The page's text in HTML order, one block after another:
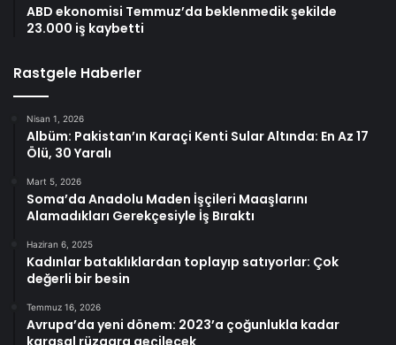
ABD ekonomisi Temmuz’da beklenmedik şekilde
23.000 iş kaybetti
Rastgele Haberler
Nisan 1, 2026
Albüm: Pakistan’ın Karaçi Kenti Sular Altında: En Az 17
Ölü, 30 Yaralı
Mart 5, 2026
Soma’da Anadolu Maden İşçileri Maaşlarını
Alamadıkları Gerekçesiyle İş Bıraktı
Haziran 6, 2025
Kadınlar bataklıklardan toplayıp satıyorlar: Çok
değerli bir besin
Temmuz 16, 2026
Avrupa’da yeni dönem: 2023’a çoğunlukla kadar
karasal rüzgara geçilecek